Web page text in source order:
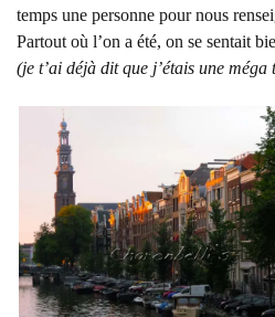
temps une personne pour nous
Partout où l’on a été, on se sentait
(je t’ai déjà dit que j’étais une